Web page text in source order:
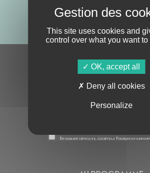
ABONNE-TOI !
S'ABONNER À LA
En cochant cette case, j’accepte la Politique de
This site uses cookies and
control over what you want to
OK, accept all
Deny all cookies
Personalize